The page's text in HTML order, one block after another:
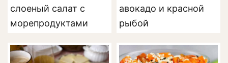
слоеный салат с
морепродуктами
авокадо и красной
рыбой